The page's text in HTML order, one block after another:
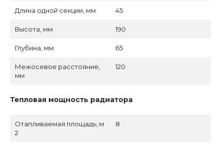
Длина одной секции, мм 45
Высота, мм 190
Глубина, мм 65
Межосевое расстояние,
мм
120
Тепловая мощность радиатора
Отапливаемая площадь, м
2
8